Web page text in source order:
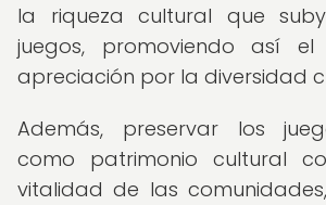
la riqueza cultural que
juegos, promoviendo así
apreciación por la diversidad
Además, preservar los
como patrimonio cultural
vitalidad de las